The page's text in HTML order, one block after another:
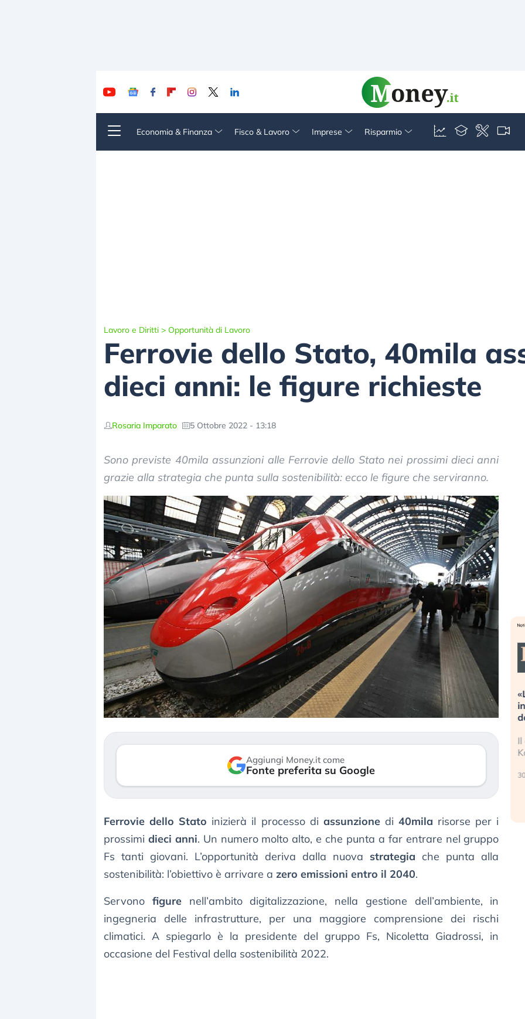
Economia & Finanza Fisco & Lavoro Imprese Risparmio
Lavoro e Diritti > Opportunità di Lavoro
Ferrovie dello Stato, 40mila
dieci anni: le figure richieste
Rosaria Imparato 5 Ottobre 2022 - 13:18
Sono previste 40mila assunzioni alle Ferrovie dello Stato nei prossimi dieci anni
grazie alla strategia che punta sulla sostenibilità: ecco le figure che serviranno.
Aggiungi Money.it come
Fonte preferita su Google
Ferrovie dello Stato inizierà il processo di assunzionedi40mila risorse per i
prossimi dieci anni. Un numero molto alto, e che punta a far entrare nel gruppo
Fs tanti giovani. L’opportunità deriva dalla nuova strategia che punta alla
sostenibilità: l’obiettivo è arrivare a zero emissioni entro il 2040.
Servono figurenell’ambito digitalizzazione, nella gestione dell’ambiente, in
ingegneria delle infrastrutture, per una maggiore comprensione dei rischi
climatici. A spiegarlo è la presidente del gruppo Fs, Nicoletta Giadrossi, in
occasione del Festival della sostenibilità 2022.
Dalle valutazioni estreme alla
correzione. Cosa sta guidando il
repricing degli asset?
verso le (…)
3 agosto 2026
«La mia vita è rovinata».
in preda al panico dopo lo scoppio
della bolla AI
Il crollo della bolla AI travolge il
Kospi, mentre gli investitori retail